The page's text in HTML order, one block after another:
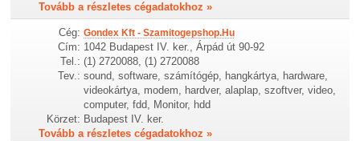
Tovább a részletes cégadatokhoz »
Cég: Gondex Kft - Szamitogepshop.Hu
Cím: 1042 Budapest IV. ker., Árpád út 90-92
Tel.: (1) 2720088, (1) 2720088
Tev.: sound, software, számítógép, hangkártya, hardware,
videokártya, modem, hardver, alaplap, szoftver, video,
computer, fdd, Monitor, hdd
Körzet: Budapest IV. ker.
Tovább a részletes cégadatokhoz »